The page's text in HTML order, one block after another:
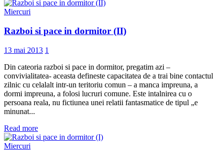
Miercuri
Razboi si pace in dormitor (II)
13 mai 2013 1
Din cateoria razboi si pace in dormitor, pregatim azi –
convivialitatea- aceasta defineste capacitatea de a trai bine contactul
zilnic cu celalalt intr-un teritoriu comun – a manca impreuna, a
dormi impreuna, a folosi lucruri comune. Este intalnirea cu o
persoana reala, nu fictiunea unei relatii fantasmatice de tipul „e
minunat...
Read more
Miercuri